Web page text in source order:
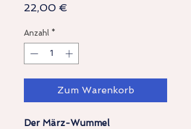
22,00 €
Anzahl *
Zum Warenkorb
Der März-Wummel